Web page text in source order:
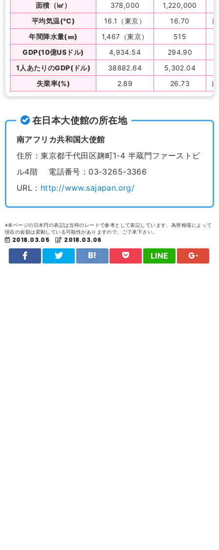
面積（㎢）
378,000 1,220,000
平均気温(℃)
16.1（東京） 16.70
年間降水量(㎜)
1,467（東京）
515
GDP(10億USドル)
4,934.54
294.90
1人あたりのGDP(ドル)
38882.64
5,302.04
失業率(%)
2.89 26.73
在日本大使館の所在地
南アフリカ共和国大使館
住所：東京都千代田区麹町1-4 半蔵門ファーストビ
ル4階 電話番号：03-3265-3366
URL： http://www.sajapan.org/
※本ページの日本円の表記は当時のレートで参考として表記しています。為替相場によって
現在の金額は変動している可能性がありますので、ご了承下さい。
2018.03.05 2018.03.06
LINE